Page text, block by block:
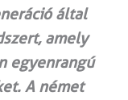
által
amely
egyenrangú
A német